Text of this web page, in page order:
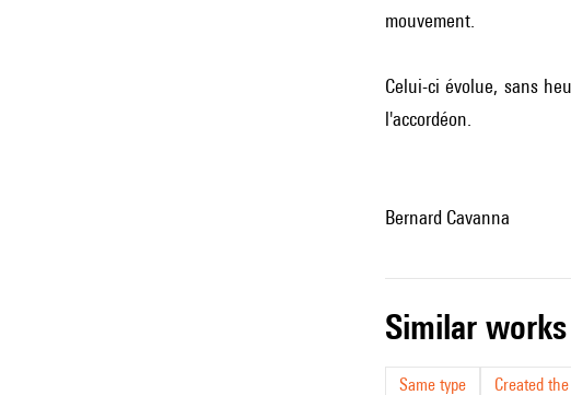
mouvement.
Celui-ci évolue, sans
l'accordéon.
Bernard Cavanna
similar works
Same type Created